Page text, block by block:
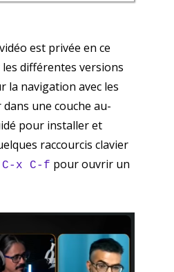
est privée en ce
différentes versions
la navigation avec les
une couche au-
pour installer et
raccourcis clavier
C-x C-f pour ouvrir un